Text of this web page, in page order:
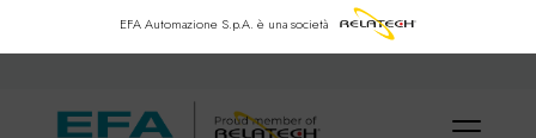
EFA Automazione S.p.A. è una società